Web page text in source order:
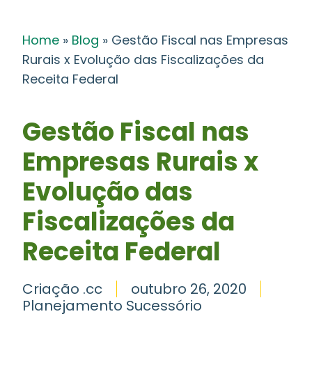
Home » Blog » Gestão Fiscal nas Empresas
Rurais x Evolução das Fiscalizações da
Receita Federal
Gestão Fiscal nas
Empresas Rurais x
Evolução das
Fiscalizações da
Receita Federal
Criação .cc
outubro 26, 2020
Planejamento Sucessório